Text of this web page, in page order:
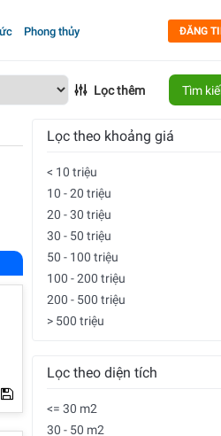
Phong thủy ĐĂNG
Lọc thêm Tìm
Lọc theo khoảng giá
< 10 triệu
10 - 20 triệu
20 - 30 triệu
30 - 50 triệu
50 - 100 triệu
100 - 200 triệu
200 - 500 triệu
> 500 triệu
Lọc theo diện tích
<= 30 m2
30 - 50 m2